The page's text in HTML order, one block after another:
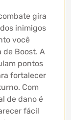
gira
inimigos
você
de Boost. A
pontos
fortalecer
Com
de dano é
fácil